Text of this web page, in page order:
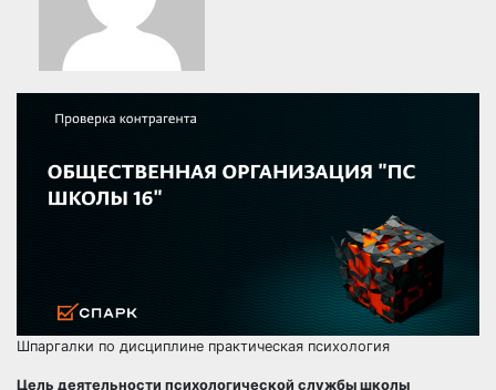
Шпаргалки по дисциплине практическая психология
Цель деятельности психологической службы школы